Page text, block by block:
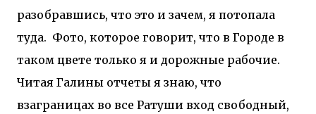
разобравшись, что это и зачем, я потопала
туда. Фото, которое говорит, что в Городе в
таком цвете только я и дорожные рабочие.
Читая Галины отчеты я знаю, что
взаграницах во все Ратуши вход свободный,